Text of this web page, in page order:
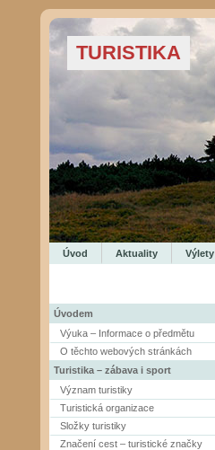
TURISTIKA
Úvod Aktuality Výlety
Úvodem
Výuka – Informace o předmětu
O těchto webových stránkách
Turistika – zábava i sport
Význam turistiky
Turistická organizace
Složky turistiky
Značení cest – turistické značky